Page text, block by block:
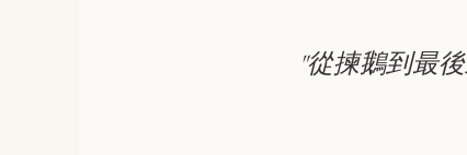
"從揀鵝到最